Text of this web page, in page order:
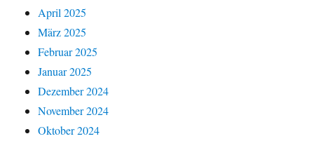
April 2025
März 2025
Februar 2025
Januar 2025
Dezember 2024
November 2024
Oktober 2024